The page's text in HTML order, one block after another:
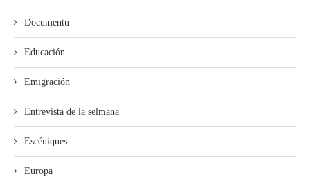
Documentu
Educación
Emigración
Entrevista de la selmana
Escéniques
Europa